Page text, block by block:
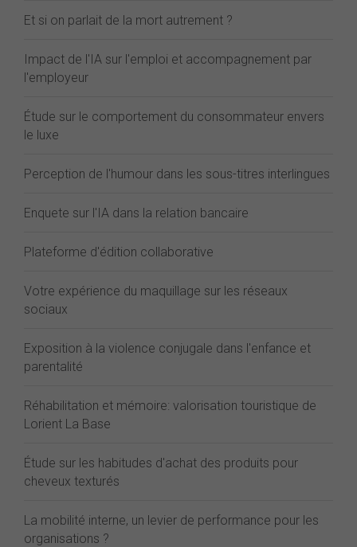
Et si on parlait de la mort autrement ?
Impact de l'IA sur l'emploi et accompagnement par
l'employeur
Étude sur le comportement du consommateur envers
le luxe
Perception de l'humour dans les sous-titres interlingues
Enquete sur l'IA dans la relation bancaire
Plateforme d'édition collaborative
Votre expérience du maquillage sur les réseaux
sociaux
Exposition à la violence conjugale dans l'enfance et
parentalité
Réhabilitation et mémoire: valorisation touristique de
Lorient La Base
Étude sur les habitudes d'achat des produits pour
cheveux texturés
La mobilité interne, un levier de performance pour les
organisations ?